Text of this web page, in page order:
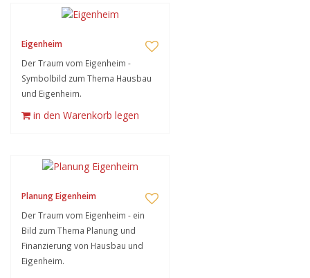
Eigenheim
Der Traum vom Eigenheim -
Symbolbild zum Thema Hausbau
und Eigenheim.
in den Warenkorb legen
Planung Eigenheim
Der Traum vom Eigenheim - ein
Bild zum Thema Planung und
Finanzierung von Hausbau und
Eigenheim.